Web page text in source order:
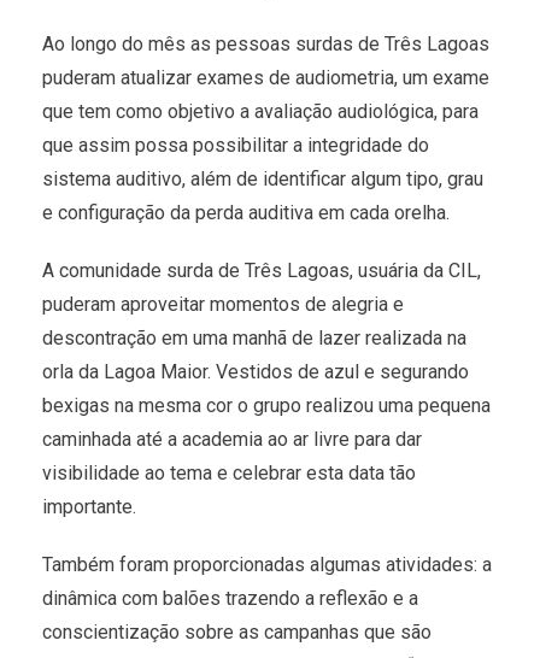
Ao longo do mês as pessoas surdas de Três Lagoas
puderam atualizar exames de audiometria, um exame
que tem como objetivo a avaliação audiológica, para
que assim possa possibilitar a integridade do
sistema auditivo, além de identificar algum tipo, grau
e configuração da perda auditiva em cada orelha.
A comunidade surda de Três Lagoas, usuária da CIL,
puderam aproveitar momentos de alegria e
descontração em uma manhã de lazer realizada na
orla da Lagoa Maior. Vestidos de azul e segurando
bexigas na mesma cor o grupo realizou uma pequena
caminhada até a academia ao ar livre para dar
visibilidade ao tema e celebrar esta data tão
importante.
Também foram proporcionadas algumas atividades: a
dinâmica com balões trazendo a reflexão e a
conscientização sobre as campanhas que são